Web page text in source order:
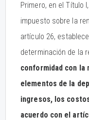
Primero, en el Título
impuesto sobre la
artículo 26,
determinación de la
conformidad con la
elementos de la
ingresos, los
acuerdo con el